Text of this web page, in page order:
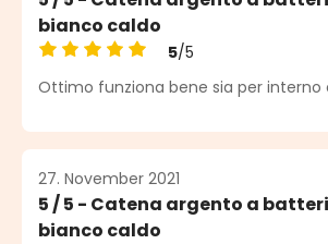
bianco caldo
Durchschnittliche Bewertung von
5/5
Ottimo funziona bene sia per interno
27. November 2021
5 / 5 - Catena argento a
bianco caldo